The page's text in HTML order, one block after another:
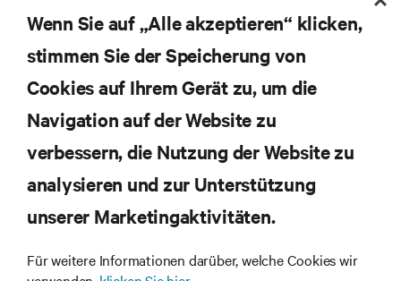
Themen der Branche, mit aktuellen Diskussionen
und Einblicken von Experten in das
Rechenzentrums- und Infrastrukturmanagement.
JETZT ANMELDEN
RESSOURCEN
SUPPORT
UNTERNEHMEN
Wenn Sie auf „Alle akzeptieren“ klicken,
stimmen Sie der Speicherung von
Cookies auf Ihrem Gerät zu, um die
Navigation auf der Website zu
verbessern, die Nutzung der Website zu
analysieren und zur Unterstützung
unserer Marketingaktivitäten.
Für weitere Informationen darüber, welche Cookies wir